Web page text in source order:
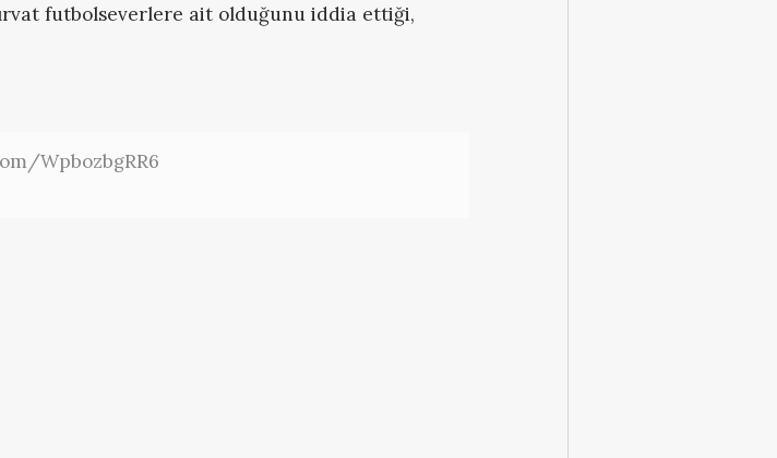
futbolseverlere ait olduğunu iddia ettiği,
WpbozbgRR6